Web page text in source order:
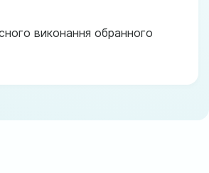
виконання обранного